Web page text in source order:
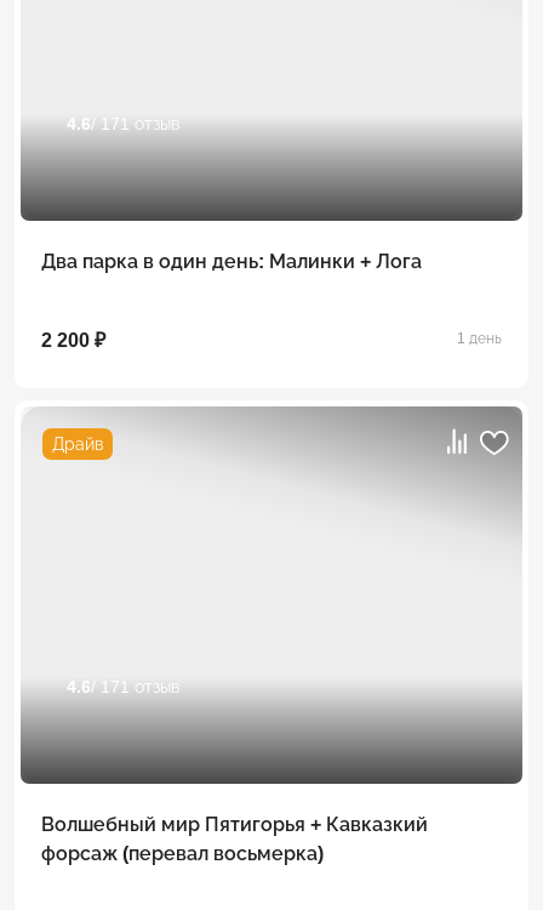
4.6/ 171 отзыв
Два парка в один день: Малинки + Лога
2 200 ₽ 1 день
Драйв
4.6/ 171 отзыв
Волшебный мир Пятигорья + Кавказкий
форсаж (перевал восьмерка)